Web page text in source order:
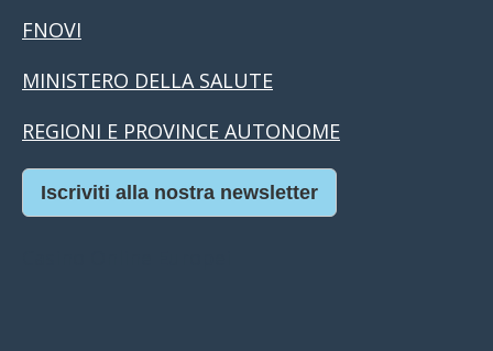
FNOVI
MINISTERO DELLA SALUTE
REGIONI E PROVINCE AUTONOME
Iscriviti alla nostra newsletter